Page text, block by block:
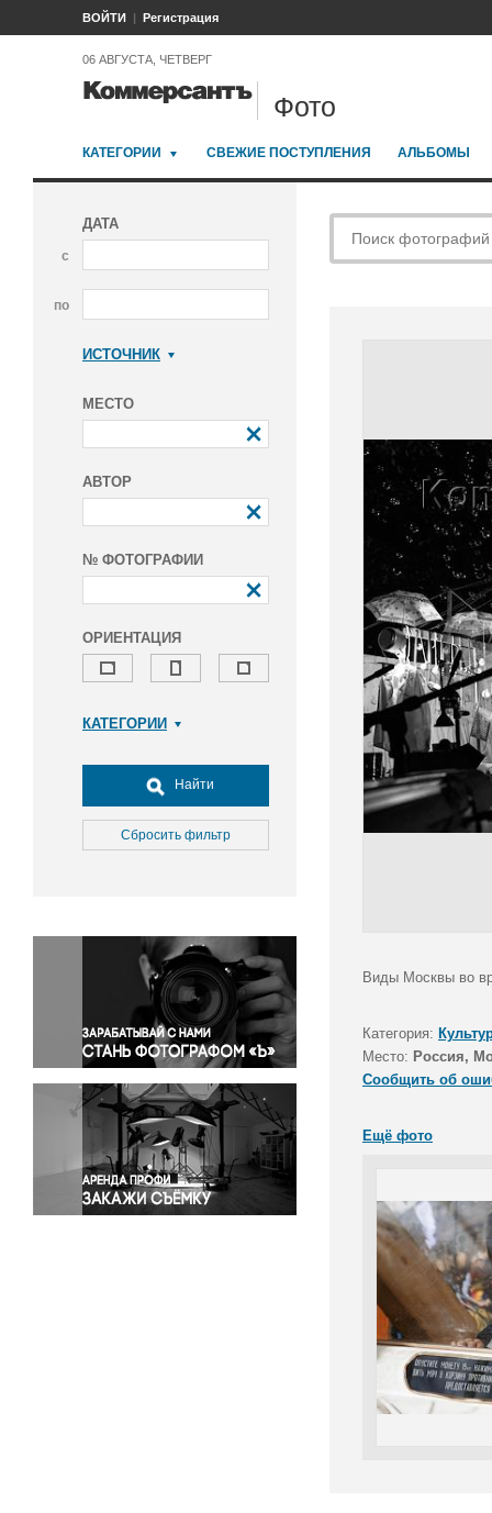
ВОЙТИ Регистрация
06 АВГУСТА, ЧЕТВЕРГ
Фото
КАТЕГОРИИ СВЕЖИЕ ПОСТУПЛЕНИЯ АЛЬБОМЫ
ДАТА
с
по
ИСТОЧНИК
МЕСТО
АВТОР
№ ФОТОГРАФИИ
ОРИЕНТАЦИЯ
КАТЕГОРИИ
Досуг, туризм и отдых
Культура
Медицина
Окружающая среда
Политика
Правосудие
Происшествия и конфликты
Религия
Светская жизнь
Спорт
Экология
Экономика и бизнес
Найти
Сбросить фильтр
Виды Москвы во
Категория:
Место: Россия,
Сообщить об
Ещё фото